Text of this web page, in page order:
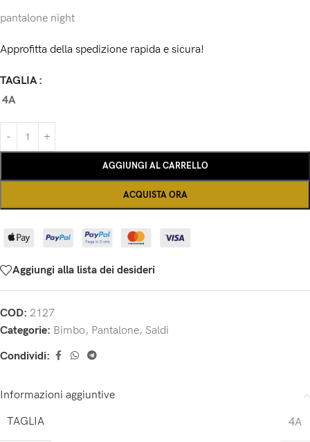
pantalone night
Approfitta della spedizione rapida e sicura!
TAGLIA
4A
AGGIUNGI AL CARRELLO
ACQUISTA ORA
Aggiungi alla lista dei desideri
COD: 2127
Categorie: Bimbo, Pantalone, Saldi
Condividi:
Informazioni aggiuntive
TAGLIA
4A